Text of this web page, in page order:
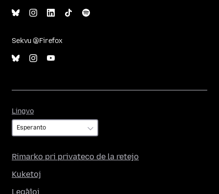
Sekvu @Firefox
Lingvo
Rimarko pri privateco de la retejo
Kuketoj
Leĝaĵoj